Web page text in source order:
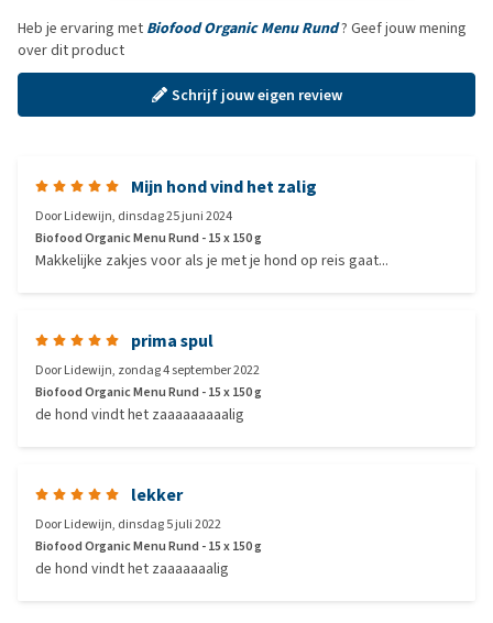
Heb je ervaring met Biofood Organic Menu Rund? Geef jouw mening
over dit product
Schrijf jouw eigen review
Mijn hond vind het zalig
DoorLidewijn, dinsdag 25 juni 2024
Biofood Organic Menu Rund - 15 x 150 g
Makkelijke zakjes voor als je met je hond op reis gaat...
prima spul
DoorLidewijn, zondag 4 september 2022
Biofood Organic Menu Rund - 15 x 150 g
de hond vindt het zaaaaaaaaalig
lekker
DoorLidewijn, dinsdag 5 juli 2022
Biofood Organic Menu Rund - 15 x 150 g
de hond vindt het zaaaaaaalig